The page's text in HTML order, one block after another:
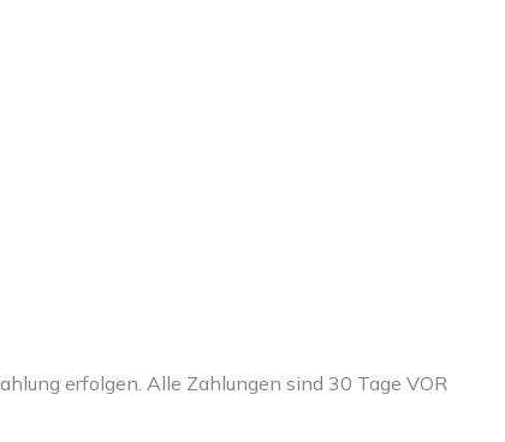
erfolgen. Alle Zahlungen sind 30 Tage VOR